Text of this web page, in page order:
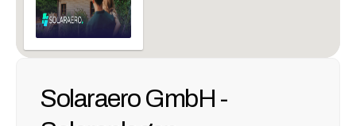
Solaraero GmbH -